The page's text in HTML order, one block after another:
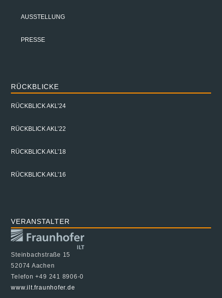
AUSSTELLUNG
PRESSE
RÜCKBLICKE
RÜCKBLICK AKL’24
RÜCKBLICK AKL’22
RÜCKBLICK AKL’18
RÜCKBLICK AKL’16
VERANSTALTER
Steinbachstraße 15
52074 Aachen
Telefon +49 241 8906-0
www.ilt.fraunhofer.de